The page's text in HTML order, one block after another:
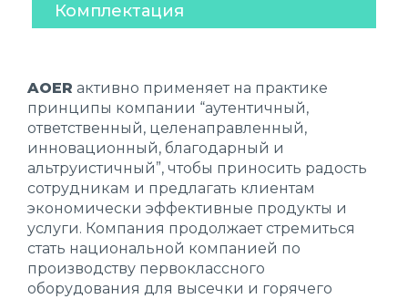
Комплектация
AOER активно применяет на практике
принципы компании “аутентичный,
ответственный, целенаправленный,
инновационный, благодарный и
альтруистичный”, чтобы приносить радость
сотрудникам и предлагать клиентам
экономически эффективные продукты и
услуги. Компания продолжает стремиться
стать национальной компанией по
производству первоклассного
оборудования для высечки и горячего